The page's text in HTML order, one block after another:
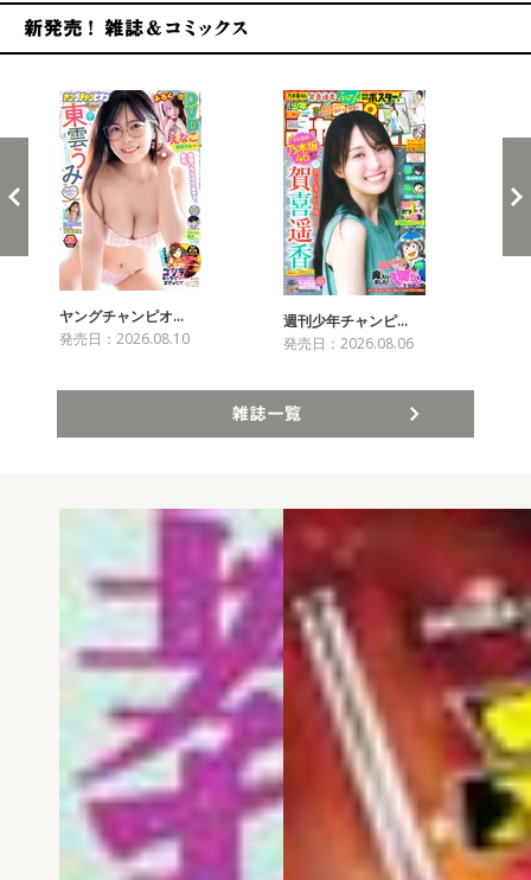
ヤングチャンピオ…
発売日：2026.08.10
週刊少年チャンピ…
発売日：2026.08.06